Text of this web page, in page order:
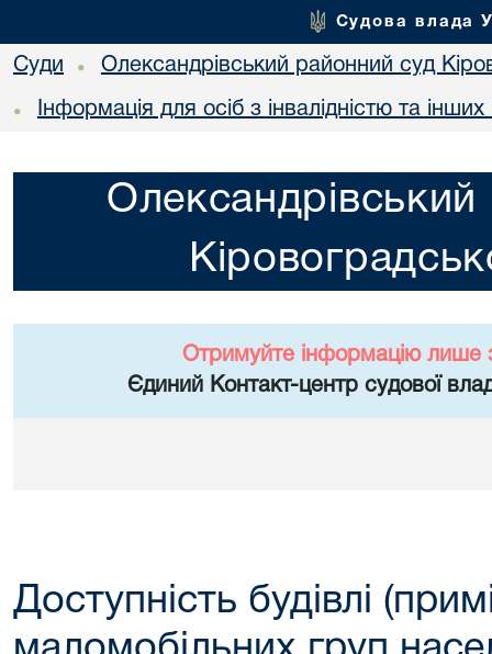
Судова влада
Суди • Олександрівський районний суд
• Інформація для осіб з інвалідністю та
Отримуйте інформацію лише
Єдиний Контакт-центр судової
Доступність будівлі